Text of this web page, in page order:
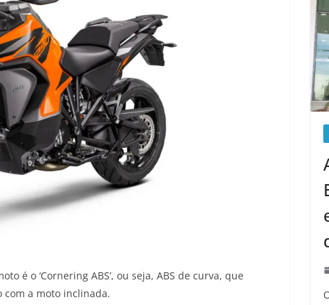
é o ‘Cornering ABS’, ou seja, ABS de curva, que
a moto inclinada.